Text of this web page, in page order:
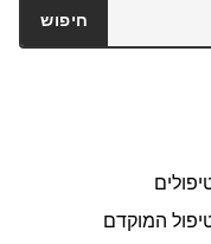
חיפוש
המוקדם